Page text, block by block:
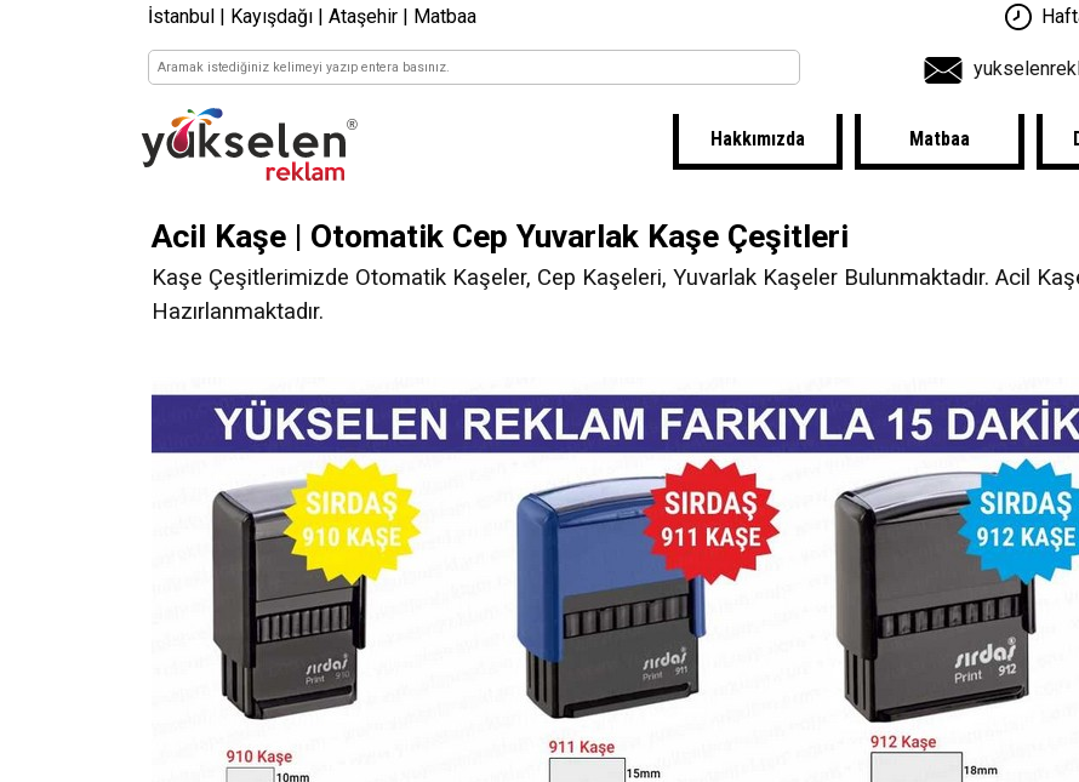
Hakkımızda Matbaa
İstanbul | Kayışdağı | Ataşehir | Matbaa
Acil Kaşe | Otomatik Cep Yuvarlak Kaşe Çeşitleri
Kaşe Çeşitlerimizde Otomatik Kaşeler, Cep Kaşeleri, Yuvarlak Kaşeler Bulunmaktadır. Acil
Hazırlanmaktadır.